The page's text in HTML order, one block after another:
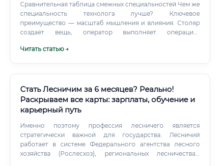
Сравнительная таблица смежных специальностей Чем же
специальность технолога лучше? Ключевое
преимущество — масштаб мышления и влияния. Столяр
создает вещь, оператор выполняет операцию,
Читать статью →
Стать Лесничим за 6 месяцев? Реально!
Раскрываем все карты: зарплаты, обучение и
карьерный путь
Именно поэтому профессия лесничего является
стратегически важной для государства. Лесничий
работает в системе Федерального агентства лесного
хозяйства (Рослесхоз), региональных лесничествах,